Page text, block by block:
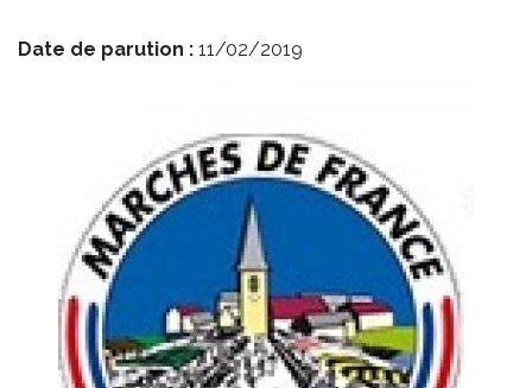
Date de parution : 11/02/2019